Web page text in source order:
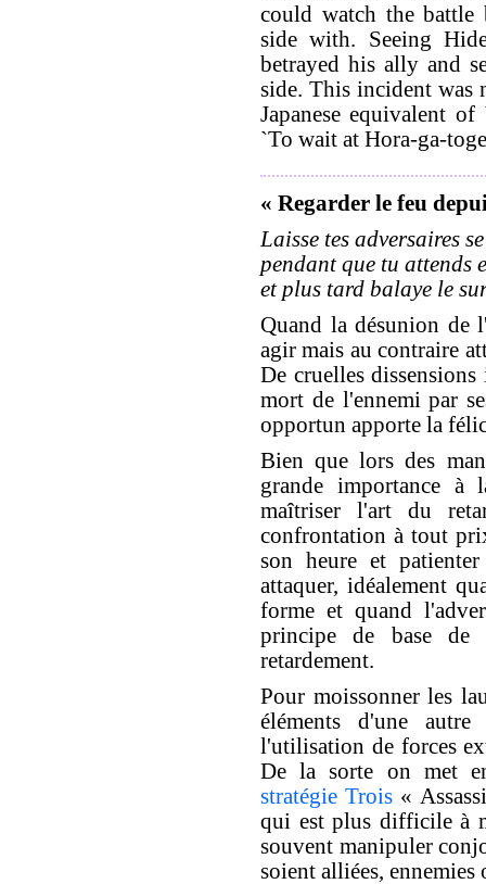
could watch the battle
side with. Seeing
betrayed his ally and
side. This incident was
Japanese equivalent
`To wait at Hora-ga-
« Regarder le feu
Laisse tes adversaires
pendant que tu attends
et plus tard balaye le
Quand la désunion de
agir mais au contraire
De cruelles
mort de l'ennemi par
opportun apporte la
Bien que lors des
grande importance
maîtriser l'art du
confrontation à tout
son heure et
attaquer, idéalement
forme et quand
principe de base de
retardement.
Pour moissonner les
éléments d'une
l'utilisation de forces
De la sorte on met
stratégie Trois «
qui est plus difficile à
souvent manipuler
soient alliées, ennemies